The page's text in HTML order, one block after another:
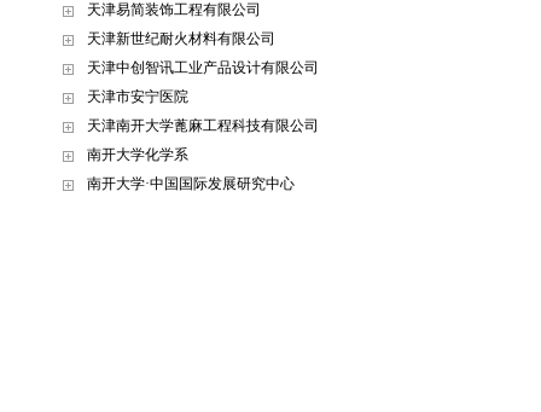
天津易简装饰工程有限公司
天津新世纪耐火材料有限公司
天津中创智讯工业产品设计有限公司
天津市安宁医院
天津南开大学蓖麻工程科技有限公司
南开大学化学系
南开大学·中国国际发展研究中心